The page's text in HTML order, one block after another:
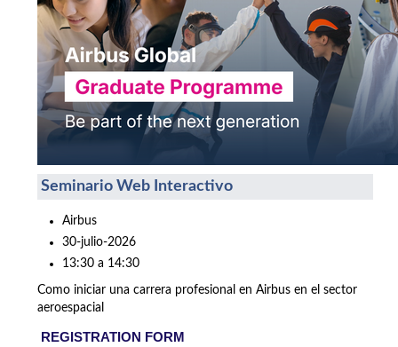
Seminario Web Interactivo
Airbus
30-julio-2026
13:30 a 14:30
Como iniciar una carrera profesional en Airbus en el sector
aeroespacial
REGISTRATION FORM